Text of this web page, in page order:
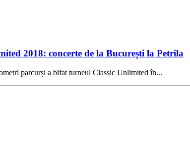
2018: concerte de la București la Petrila
parcurși a bifat turneul Classic Unlimited în...